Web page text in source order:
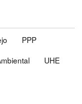
PPP
UHE